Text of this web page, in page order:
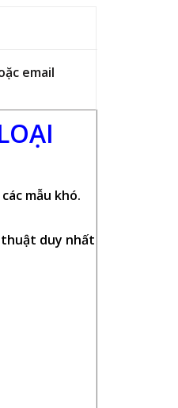
email
mẫu khó.
thuật duy nhất